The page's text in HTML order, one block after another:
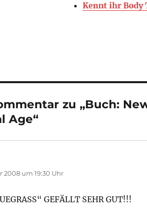
Kennt ihr Body
zu „Buch:
Age“
2008 um 19:30 Uhr
GEFÄLLT SEHR GUT!!!